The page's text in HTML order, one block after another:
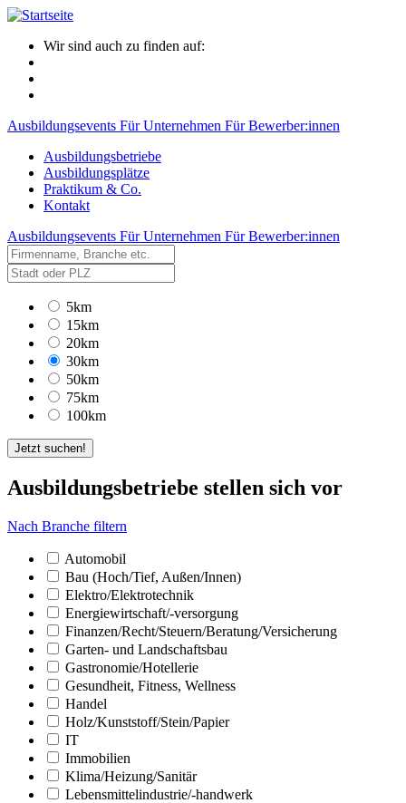
Wir sind auch zu finden auf:
Ausbildungsevents Für Unternehmen Für Bewerber:innen
Ausbildungsbetriebe
Ausbildungsplätze
Praktikum & Co.
Kontakt
Ausbildungsevents Für Unternehmen Für Bewerber:innen
5km
15km
20km
30km
50km
75km
100km
Jetzt suchen!
Ausbildungsbetriebe stellen sich vor
Nach Branche filtern
Automobil
Bau (Hoch/­Tief, Außen/­Innen)
Elektro/­Elektrotechnik
Energiewirtschaft/­-versorgung
Finanzen/­Recht/­Steuern/­Beratung/­Versicherung
Garten- und Landschaftsbau
Gastronomie/­Hotellerie
Gesundheit, Fitness, Wellness
Handel
Holz/­Kunststoff/­Stein/­Papier
IT
Immobilien
Klima/­Heizung/­Sanitär
Lebensmittelindustrie/­-handwerk